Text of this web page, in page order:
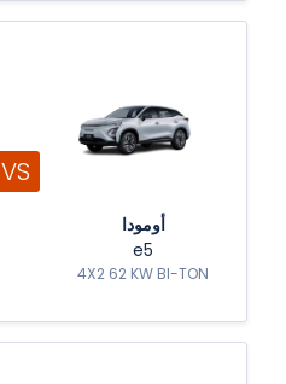
VS
أومودا
e5
4X2 62 KW BI-TON